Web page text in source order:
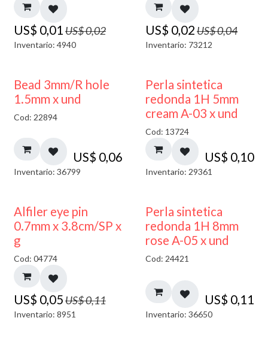
US$ 0,01US$0,02
Inventario: 4940
US$ 0,02US$0,04
Inventario: 73212
Bead 3mm/R hole
1.5mm x und
Cod: 22894
US$ 0,06
Inventario: 36799
Perla sintetica
redonda 1H 5mm
cream A-03 x und
Cod: 13724
US$ 0,10
Inventario: 29361
50% DESCUENTO
Alfiler eye pin
0.7mm x 3.8cm/SP x
g
Cod: 04774
US$ 0,05US$0,11
Inventario: 8951
Perla sintetica
redonda 1H 8mm
rose A-05 x und
Cod: 24421
US$ 0,11
Inventario: 36650